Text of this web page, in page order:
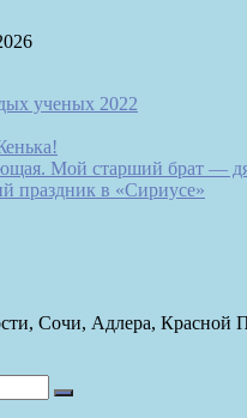
ученых 2022
Мой старший брат —
праздник в «Сириусе»
Сочи, Адлера, Красной